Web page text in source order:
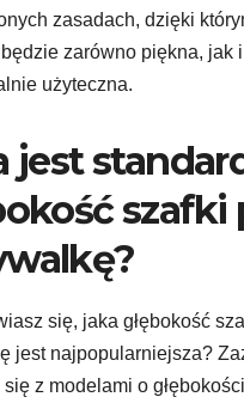
zasadach, dzięki
będzie zarówno piękna, jak i
użyteczna.
jest
szafki
się, jaka głębokość
jest najpopularniejsza?
z modelami o